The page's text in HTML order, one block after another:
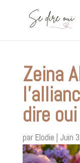
Zeina
dire oui
par Elodie | Juin